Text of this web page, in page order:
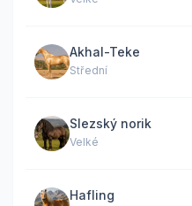
Akhal-Teke
Střední
Slezský norik
Velké
Hafling